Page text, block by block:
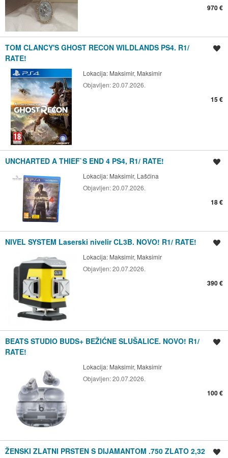
970 €
TOM CLANCY'S GHOST RECON WILDLANDS PS4. R1/
RATE!
Lokacija: Maksimir, Maksimir
Objavljen:20.07.2026.
15 €
UNCHARTED A THIEF`S END 4 PS4, R1/ RATE!
Lokacija: Maksimir, Lašćina
Objavljen:20.07.2026.
18 €
NIVEL SYSTEM Laserski nivelir CL3B. NOVO! R1/ RATE!
Lokacija: Maksimir, Maksimir
Objavljen:20.07.2026.
390 €
BEATS STUDIO BUDS+ BEŽIĆNE SLUŠALICE. NOVO! R1/
RATE!
Lokacija: Maksimir, Maksimir
Objavljen:20.07.2026.
100 €
ŽENSKI ZLATNI PRSTEN S DIJAMANTOM .750 ZLATO 2,32